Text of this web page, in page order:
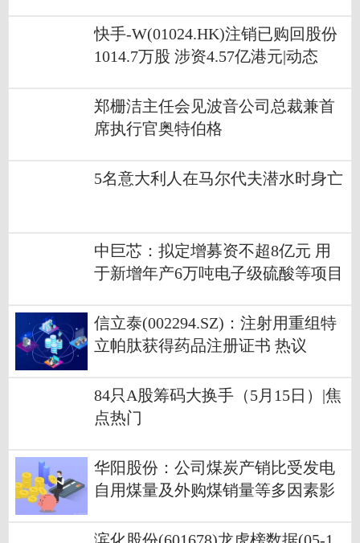
快手-W(01024.HK)注销已购回股份
1014.7万股 涉资4.57亿港元|动态
郑栅洁主任会见波音公司总裁兼首
席执行官奥特伯格
5名意大利人在马尔代夫潜水时身亡
中巨芯：拟定增募资不超8亿元 用
于新增年产6万吨电子级硫酸等项目
信立泰(002294.SZ)：注射用重组特
立帕肽获得药品注册证书 热议
84只A股筹码大换手（5月15日）|焦
点热门
华阳股份：公司煤炭产销比受发电
自用煤量及外购煤销量等多因素影
低-报道